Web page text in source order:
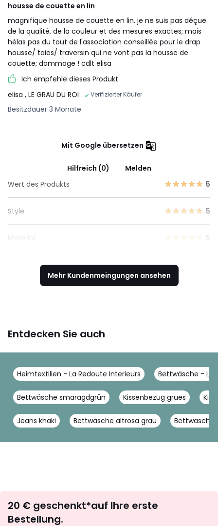
housse de couette en lin
magnifique housse de couette en lin. je ne suis pas déçue
de la qualité, de la couleur et des mesures exactes; mais
hélas pas du tout de l'association conseillée pour le drap
housse/ taies/ traversin qui ne vont pas la housse de
couette; dommage ! cdlt elisa
Ich empfehle dieses Produkt
elisa , LE GRAU DU ROI Verifizierter Käufer
Besitzdauer 3 Monate
Mit Google übersetzen
Hilfreich (0)
Melden
Wert des Produkts
5
Style 5
Material 5
Mehr Kundenmeingungen ansehen
Entdecken Sie auch
Heimtextilien - La Redoute Interieurs Bettwäsche - La
Bettwäsche smaragdgrün Kissenbezug grues
Jeans khaki Bettwäsche altrosa grau Bettwäsche
abonnieren
20 € geschenkt*auf Ihre erste
Bestellung.